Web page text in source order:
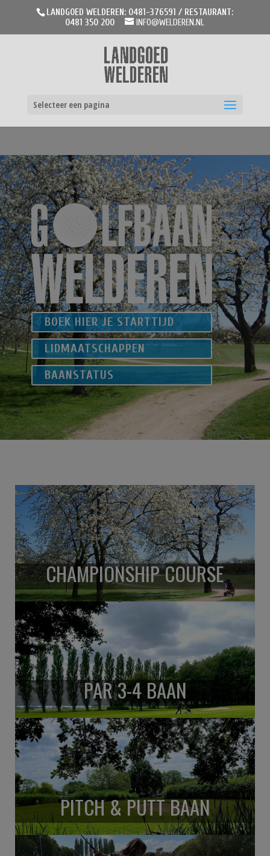
LANDGOED WELDEREN: 0481-376591 / RESTAURANT:
0481 350 200
INFO@WELDEREN.NL
Selecteer een pagina
BOEK HIER JE STARTTIJD
LIDMAATSCHAPPEN
BAANSTATUS
CHAMPIONSHIP COURSE
PAR 3-4 BAAN
PITCH & PUTT BAAN